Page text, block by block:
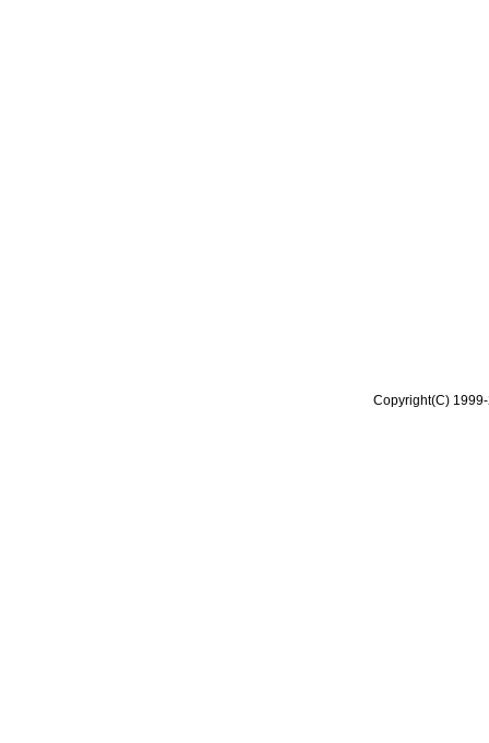
Copyright(C)